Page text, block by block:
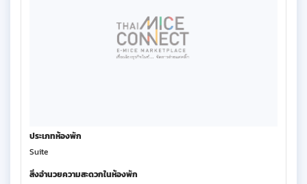
ประเภทห้องพัก
Suite
สิ่งอำนวยความสะดวกในห้องพัก